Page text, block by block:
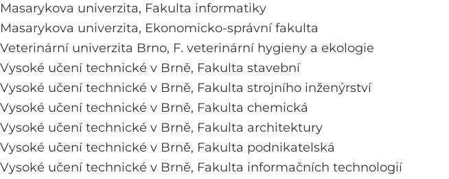
Masarykova univerzita, Fakulta informatiky
Masarykova univerzita, Ekonomicko-správní fakulta
Veterinární univerzita Brno, F. veterinární hygieny a ekologie
Vysoké učení technické v Brně, Fakulta stavební
Vysoké učení technické v Brně, Fakulta strojního inženýrství
Vysoké učení technické v Brně, Fakulta chemická
Vysoké učení technické v Brně, Fakulta architektury
Vysoké učení technické v Brně, Fakulta podnikatelská
Vysoké učení technické v Brně, Fakulta informačních technologií